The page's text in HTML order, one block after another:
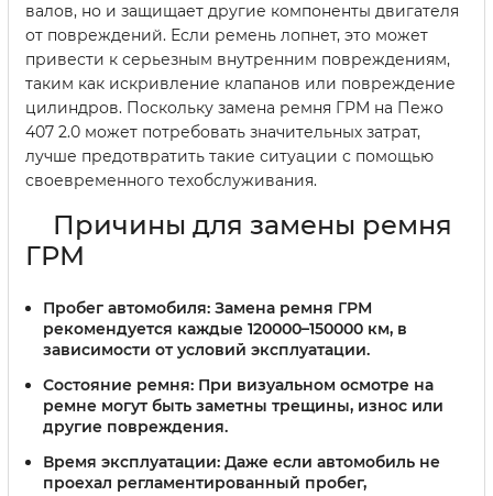
валов, но и защищает другие компоненты двигателя
от повреждений. Если ремень лопнет, это может
привести к серьезным внутренним повреждениям,
таким как искривление клапанов или повреждение
цилиндров. Поскольку замена ремня ГРМ на Пежо
407 2.0 может потребовать значительных затрат,
лучше предотвратить такие ситуации с помощью
своевременного техобслуживания.
Причины для замены ремня
ГРМ
Пробег автомобиля: Замена ремня ГРМ
рекомендуется каждые 120000–150000 км, в
зависимости от условий эксплуатации.
Состояние ремня: При визуальном осмотре на
ремне могут быть заметны трещины, износ или
другие повреждения.
Время эксплуатации: Даже если автомобиль не
проехал регламентированный пробег,